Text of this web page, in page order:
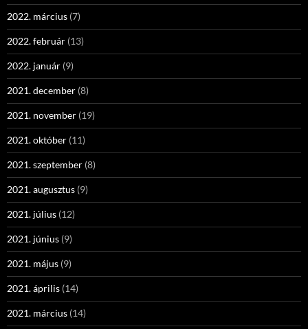
2022. március (7)
2022. február (13)
2022. január (9)
2021. december (8)
2021. november (19)
2021. október (11)
2021. szeptember (8)
2021. augusztus (9)
2021. július (12)
2021. június (9)
2021. május (9)
2021. április (14)
2021. március (14)